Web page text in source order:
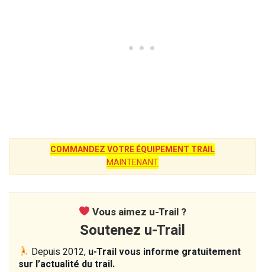
COMMANDEZ VOTRE ÉQUIPEMENT TRAIL
MAINTENANT
Vous aimez u-Trail ?
Soutenez u-Trail
Depuis 2012, u-Trail vous informe gratuitement
sur l’actualité du trail.